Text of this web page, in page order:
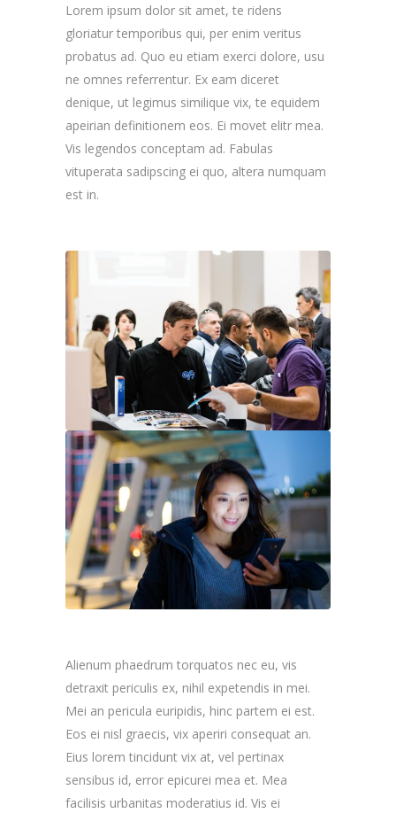
Lorem ipsum dolor sit amet, te ridens
gloriatur temporibus qui, per enim veritus
probatus ad. Quo eu etiam exerci dolore, usu
ne omnes referrentur. Ex eam diceret
denique, ut legimus similique vix, te equidem
apeirian definitionem eos. Ei movet elitr mea.
Vis legendos conceptam ad. Fabulas
vituperata sadipscing ei quo, altera numquam
est in.
Alienum phaedrum torquatos nec eu, vis
detraxit periculis ex, nihil expetendis in mei.
Mei an pericula euripidis, hinc partem ei est.
Eos ei nisl graecis, vix aperiri consequat an.
Eius lorem tincidunt vix at, vel pertinax
sensibus id, error epicurei mea et. Mea
facilisis urbanitas moderatius id. Vis ei